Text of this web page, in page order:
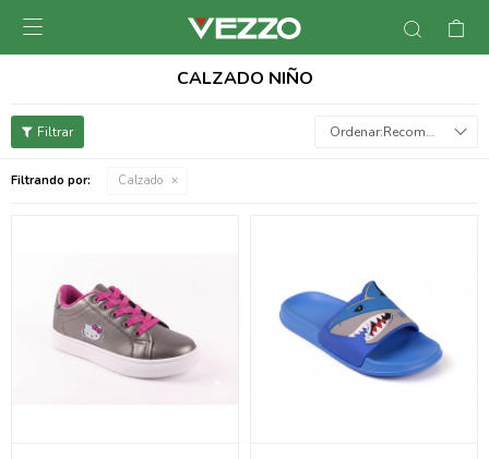

CALZADO NIÑO
Recomendados
Filtrando por: Calzado